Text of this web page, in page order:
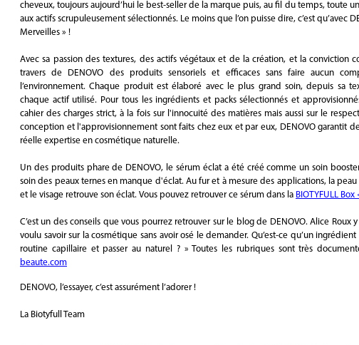
cheveux, toujours aujourd’hui le best-seller de la marque puis, au fil du temps, toute
aux actifs scrupuleusement sélectionnés. Le moins que l’on puisse dire, c’est qu’avec
Merveilles » !
Avec sa passion des textures, des actifs végétaux et de la création, et la conviction
travers de DENOVO des produits sensoriels et efficaces sans faire aucun
l’environnement. Chaque produit est élaboré avec le plus grand soin, depuis sa
chaque actif utilisé. Pour tous les ingrédients et packs sélectionnés et
cahier des charges strict, à la fois sur l'innocuité des matières mais aussi sur le
conception et l'approvisionnement sont faits chez eux et par eux, DENOVO garantit
réelle expertise en cosmétique naturelle.
Un des produits phare de DENOVO, le sérum éclat a été créé comme un soin
soin des peaux ternes en manque d'éclat. Au fur et à mesure des applications, la
et le visage retrouve son éclat. Vous pouvez retrouver ce sérum dans la BIOTYFULL
C’est un des conseils que vous pourrez retrouver sur le blog de DENOVO. Alice
voulu savoir sur la cosmétique sans avoir osé le demander. Qu’est-ce qu’un
routine capillaire et passer au naturel ? » Toutes les rubriques sont très
beaute.com
DENOVO, l’essayer, c’est assurément l’adorer !
La Biotyfull Team